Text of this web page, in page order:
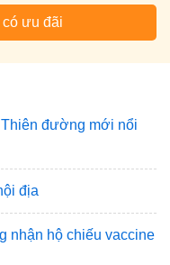
có ưu đãi
đường mới nổi
địa
nhận hộ chiếu vaccine